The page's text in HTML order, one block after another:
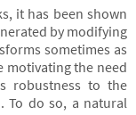
it has been shown
by modifying
sometimes as
motivating the need
robustness to the
To do so, a natural